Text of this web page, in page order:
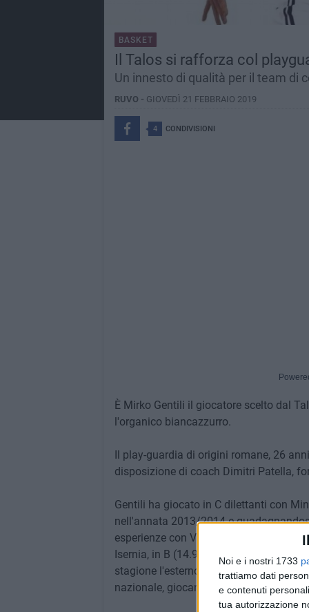
Noi e i nostri 1733
trattiamo dati
e contenuti
tua autorizzazione
BASKET
Il Talos si rafforza col
Un innesto di qualità per il team di
RUVO - GIOVEDÌ 21 FEBBRAIO 2019
4 CONDIVISIONI
È Mirko Gentili il giocatore scelto dal
l'organico biancazzurro.
Il play-guardia di origini romane, 26
disposizione di coach Dimitri Patella,
Gentili ha giocato in C dilettanti con
nell'annata 2013/2014 e
esperienze con Virtus Valmontone e
Isernia, in B (14.9 punti di media),
stagione l'esterno ha vestito ancora la
nazionale, giocando 22.7 minuti di